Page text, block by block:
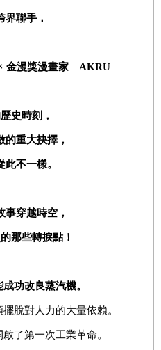
界聯手．
金漫獎漫畫家 AKRU
史時刻，
的重大抉擇，
此不一樣。
事穿越時空，
那些轉捩點！
功改良蒸汽機。
脫對人力的大量依賴。
了第一次工業革命。